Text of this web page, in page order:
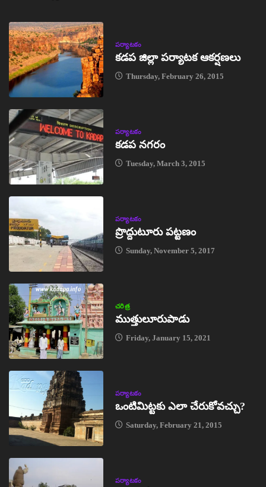
పర్యాటకం
కడప జిల్లా పర్యాటక ఆకర్షణలు
Thursday, February 26, 2015
పర్యాటకం
కడప నగరం
Tuesday, March 3, 2015
పర్యాటకం
ప్రొద్దుటూరు పట్టణం
Sunday, November 5, 2017
చరిత్ర
ముత్తులూరుపాడు
Friday, January 15, 2021
పర్యాటకం
ఒంటిమిట్టకు ఎలా చేరుకోవచ్చు?
Saturday, February 21, 2015
పర్యాటకం